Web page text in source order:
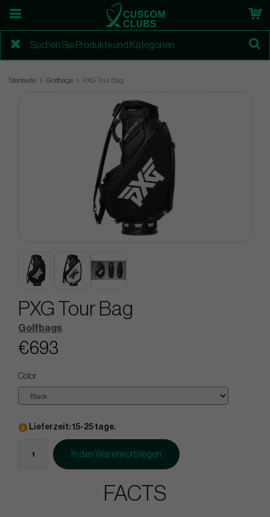
Startseite Golfbags PXG Tour Bag
PXG Tour Bag
Golfbags
€693
Color
Lieferzeit: 15-25 tage.
In den Warenkorb legen
FACTS